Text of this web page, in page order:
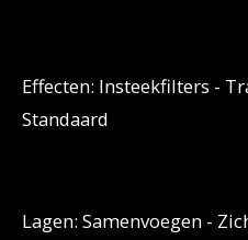
Effecten: Insteekfilters -
Standaard
Lagen: Samenvoegen -